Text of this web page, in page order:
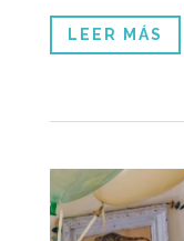
LEER MÁS